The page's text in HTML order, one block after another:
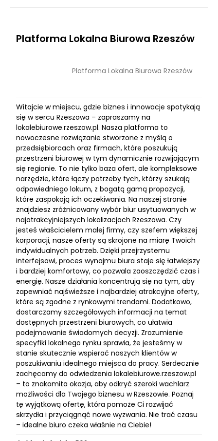
Platforma Lokalna Biurowa Rzeszów
Platforma Lokalna Biurowa Rzeszów
Witajcie w miejscu, gdzie biznes i innowacje spotykają
się w sercu Rzeszowa – zapraszamy na
lokalebiurowe.rzeszow.pl. Nasza platforma to
nowoczesne rozwiązanie stworzone z myślą o
przedsiębiorcach oraz firmach, które poszukują
przestrzeni biurowej w tym dynamicznie rozwijającym
się regionie. To nie tylko baza ofert, ale kompleksowe
narzędzie, które łączy potrzeby tych, którzy szukają
odpowiedniego lokum, z bogatą gamą propozycji,
które zaspokoją ich oczekiwania. Na naszej stronie
znajdziesz zróżnicowany wybór biur usytuowanych w
najatrakcyjniejszych lokalizacjach Rzeszowa. Czy
jesteś właścicielem małej firmy, czy szefem większej
korporacji, nasze oferty są skrojone na miarę Twoich
indywidualnych potrzeb. Dzięki przejrzystemu
interfejsowi, proces wynajmu biura staje się łatwiejszy
i bardziej komfortowy, co pozwala zaoszczędzić czas i
energię. Nasze działania koncentrują się na tym, aby
zapewniać najświeższe i najbardziej atrakcyjne oferty,
które są zgodne z rynkowymi trendami. Dodatkowo,
dostarczamy szczegółowych informacji na temat
dostępnych przestrzeni biurowych, co ułatwia
podejmowanie świadomych decyzji. Zrozumienie
specyfiki lokalnego rynku sprawia, że jesteśmy w
stanie skutecznie wspierać naszych klientów w
poszukiwaniu idealnego miejsca do pracy. Serdecznie
zachęcamy do odwiedzenia lokalebiurowe.rzeszow.pl
– to znakomita okazja, aby odkryć szeroki wachlarz
możliwości dla Twojego biznesu w Rzeszowie. Poznaj
tę wyjątkową ofertę, która pomoże Ci rozwijać
skrzydła i przyciągnąć nowe wyzwania. Nie trać czasu
– idealne biuro czeka właśnie na Ciebie!